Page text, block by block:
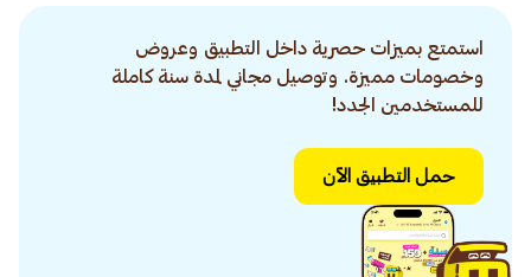
استمتع بميزات حصرية داخل التطبيق وعروض
وخصومات مميزة. وتوصيل مجاني لمدة سنة كاملة
للمستخدمين الجدد!
حمل التطبيق الآن